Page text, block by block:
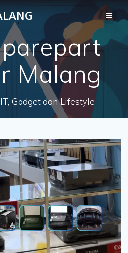
to
content
Malang
Gadget dan Lifestyle